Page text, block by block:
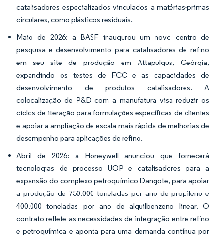
catalisadores especializados vinculados a matérias-primas
circulares, como plásticos residuais.
Maio de 2026: a BASF inaugurou um novo centro de
pesquisa e desenvolvimento para catalisadores de refino
em seu site de produção em Attapulgus, Geórgia,
expandindo os testes de FCC e as capacidades de
desenvolvimento de produtos catalisadores. A
colocalização de P&D com a manufatura visa reduzir os
ciclos de iteração para formulações específicas de clientes
e apoiar a ampliação de escala mais rápida de melhorias de
desempenho para aplicações de refino.
Abril de 2026: a Honeywell anunciou que fornecerá
tecnologias de processo UOP e catalisadores para a
expansão do complexo petroquímico Dangote, para apoiar
a produção de 750.000 toneladas por ano de propileno e
400.000 toneladas por ano de alquilbenzeno linear. O
contrato reflete as necessidades de integração entre refino
e petroquímica e aponta para uma demanda contínua por